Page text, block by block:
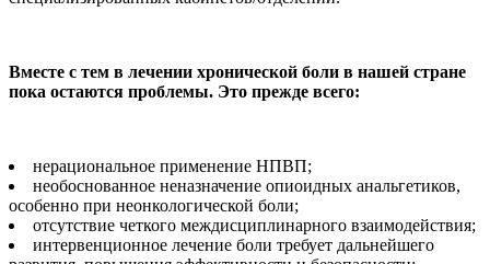
Вместе с тем в лечении хронической боли в нашей стране
пока остаются проблемы. Это прежде всего:
нерациональное применение НПВП;
необоснованное неназначение опиоидных анальгетиков,
особенно при неонкологической боли;
отсутствие четкого междисциплинарного взаимодействия;
интервенционное лечение боли требует дальнейшего